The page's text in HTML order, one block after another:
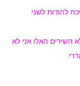
להודות לשני
השירים האלו אני לא